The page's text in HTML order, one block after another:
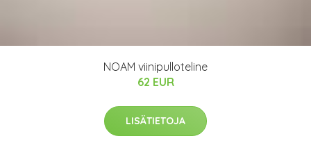
NOAM viinipulloteline
62 EUR
LISÄTIETOJA